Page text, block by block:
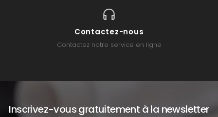
Contactez-nous
Contactez notre service en ligne
Inscrivez-vous gratuitement à la newsletter